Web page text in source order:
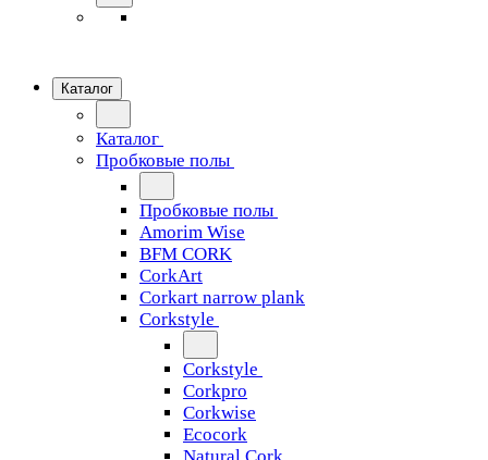
Каталог
Каталог
Пробковые полы
Пробковые полы
Amorim Wise
BFM CORK
CorkArt
Corkart narrow plank
Corkstyle
Corkstyle
Corkpro
Corkwise
Ecocork